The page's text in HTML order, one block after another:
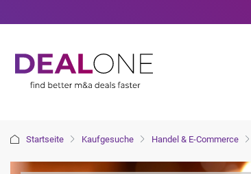
Startseite Kaufgesuche Handel & E-Commerce